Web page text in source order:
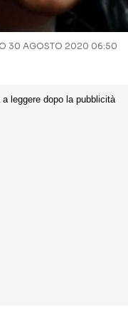
30 AGOSTO 2020 06:50